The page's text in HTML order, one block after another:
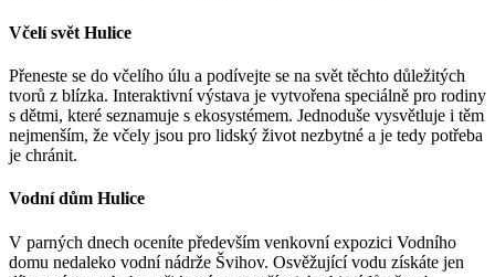
Včelí svět Hulice
Přeneste se do včelího úlu a podívejte se na svět těchto důležitých
tvorů z blízka. Interaktivní výstava je vytvořena speciálně pro rodiny
s dětmi, které seznamuje s ekosystémem. Jednoduše vysvětluje i těm
nejmenším, že včely jsou pro lidský život nezbytné a je tedy potřeba
je chránit.
Vodní dům Hulice
V parných dnech oceníte především venkovní expozici Vodního
domu nedaleko vodní nádrže Švihov. Osvěžující vodu získáte jen